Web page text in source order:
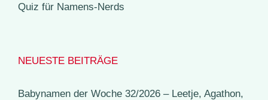
Quiz für Namens-Nerds
NEUESTE BEITRÄGE
Babynamen der Woche 32/2026 – Leetje, Agathon,